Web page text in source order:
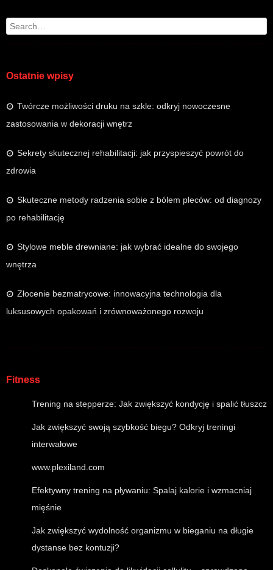
Search
Ostatnie wpisy
Twórcze możliwości druku na szkle: odkryj nowoczesne
zastosowania w dekoracji wnętrz
Sekrety skutecznej rehabilitacji: jak przyspieszyć powrót do
zdrowia
Skuteczne metody radzenia sobie z bólem pleców: od diagnozy
po rehabilitację
Stylowe meble drewniane: jak wybrać idealne do swojego
wnętrza
Złocenie bezmatrycowe: innowacyjna technologia dla
luksusowych opakowań i zrównoważonego rozwoju
Fitness
Trening na stepperze: Jak zwiększyć kondycję i spalić tłuszcz
Jak zwiększyć swoją szybkość biegu? Odkryj treningi
interwałowe
www.plexiland.com
Efektywny trening na pływaniu: Spalaj kalorie i wzmacniaj
mięśnie
Jak zwiększyć wydolność organizmu w bieganiu na długie
dystanse bez kontuzji?